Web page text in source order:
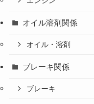
オイル溶剤関係
オイル・溶剤
ブレーキ関係
ブレーキ